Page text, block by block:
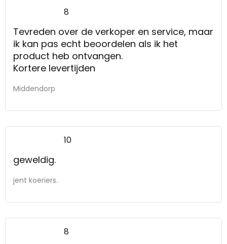
8
Tevreden over de verkoper en service, maar
ik kan pas echt beoordelen als ik het
product heb ontvangen.
Kortere levertijden
Middendorp
10
geweldig.
jent koeriers.
8